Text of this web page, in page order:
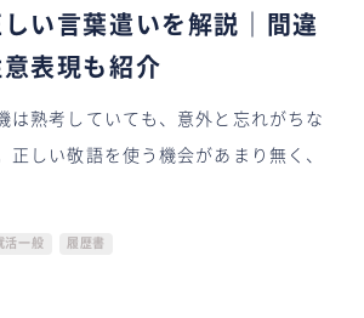
い言葉遣いを解説｜間違
表現も紹介
は熟考していても、意外と忘れがちな
正しい敬語を使う機会があまり無く、
活一般 履歴書